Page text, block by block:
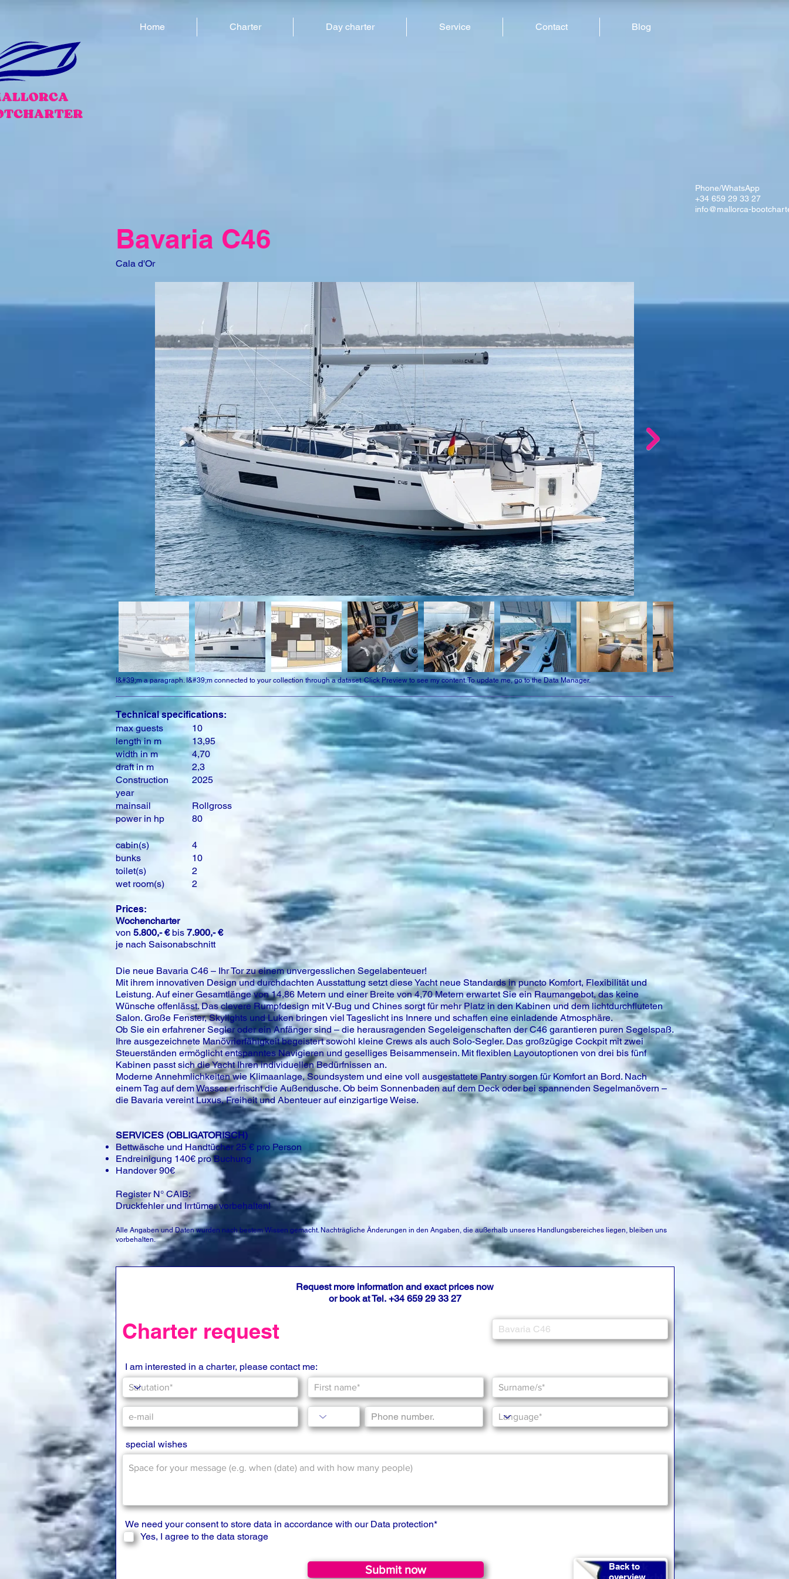
Home Charter Day charter Service Contact Blog
Bavaria C46
Cala d'Or
I&#39;m a paragraph. I&#39;m connected to your collection through a dataset. Click Preview to see my content. To update me, go to the Data Manager.
Technical specifications:
max guests
length in m
width in m
draft in m
Construction
year
mainsail
power in hp
10
13,95
4,70
2,3
2025
Rollgross
80
cabin(s)
bunks
toilet(s)
wet room(s)
4
10
2
2
Prices:
Wochencharter
von 5.800,- €bis 7.900,- €
je nach Saisonabschnitt
Die neue Bavaria C46 – Ihr Tor zu einem unvergesslichen Segelabenteuer!
Mit ihrem innovativen Design und durchdachten Ausstattung setzt diese Yacht neue Standards in puncto Komfort, Flexibilität und
Leistung. Auf einer Gesamtlänge von 14,86 Metern und einer Breite von 4,70 Metern erwartet Sie ein Raumangebot, das keine
Wünsche offenlässt. Das clevere Rumpfdesign mit V-Bug und Chines sorgt für mehr Platz in den Kabinen und dem lichtdurchfluteten
Salon. Große Fenster, Skylights und Luken bringen viel Tageslicht ins Innere und schaffen eine einladende Atmosphäre.
Ob Sie ein erfahrener Segler oder ein Anfänger sind – die herausragenden Segeleigenschaften der C46 garantieren puren Segelspaß.
Ihre ausgezeichnete Manövrierfähigkeit begeistert sowohl kleine Crews als auch Solo-Segler. Das großzügige Cockpit mit zwei
Steuerständen ermöglicht entspanntes Navigieren und geselliges Beisammensein. Mit flexiblen Layoutoptionen von drei bis fünf
Kabinen passt sich die Yacht Ihren individuellen Bedürfnissen an.
Moderne Annehmlichkeiten wie Klimaanlage, Soundsystem und eine voll ausgestattete Pantry sorgen für Komfort an Bord. Nach
einem Tag auf dem Wasser erfrischt die Außendusche. Ob beim Sonnenbaden auf dem Deck oder bei spannenden Segelmanövern –
die Bavaria vereint Luxus, Freiheit und Abenteuer auf einzigartige Weise.
SERVICES (OBLIGATORISCH)
Bettwäsche und Handtücher 25 € pro Person
Endreinigung 140€ pro Buchung
Handover 90€
Register N° CAIB:
Druckfehler und Irrtümer vorbehalten!
Alle Angaben und Daten wurden nach bestem Wissen gemacht. Nachträgliche Änderungen in den Angaben, die außerhalb unseres Handlungsbereiches liegen, bleiben uns
vorbehalten.
Request more information and exact prices now
or book at Tel. +34 659 29 33 27
Charter request
I am interested in a charter, please contact me:
special wishes
We need your consent to store data in accordance with our Data protection*
Yes, I agree to the data storage
Submit now
Back to
overview
Phone/WhatsApp
+34 659 29 33 27
info@mallorca-